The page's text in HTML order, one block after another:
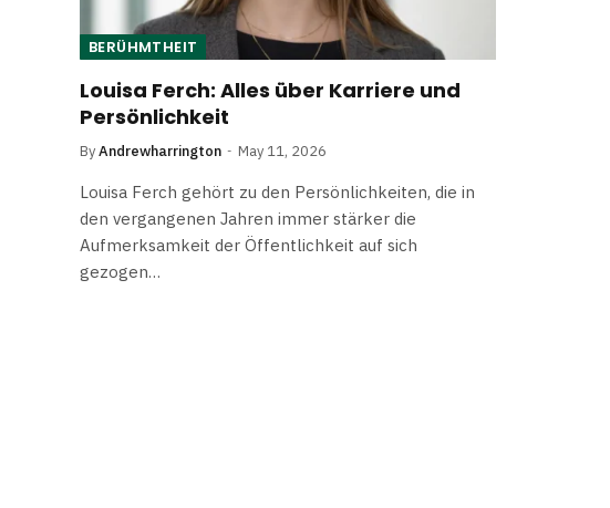
BERÜHMTHEIT
Louisa Ferch: Alles über Karriere und
Persönlichkeit
ByAndrewharrington May 11, 2026
Louisa Ferch gehört zu den Persönlichkeiten, die in
den vergangenen Jahren immer stärker die
Aufmerksamkeit der Öffentlichkeit auf sich
gezogen…